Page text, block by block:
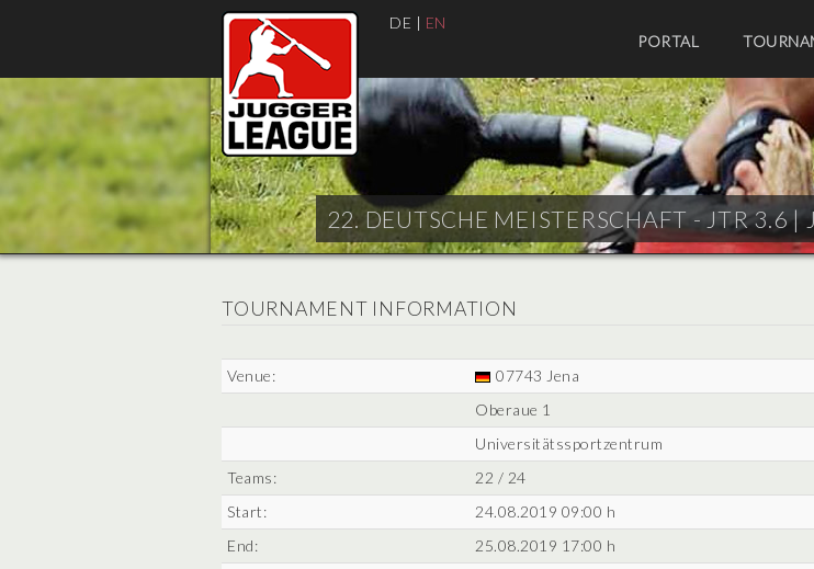
DE | EN
PORTAL
22. DEUTSCHE MEISTERSCHAFT - JTR 3.6 |
TOURNAMENT INFORMATION
Venue:
07743 Jena
Oberaue 1
Universitätssportzentrum
Teams:
22 / 24
Start:
24.08.2019 09:00 h
End:
25.08.2019 17:00 h